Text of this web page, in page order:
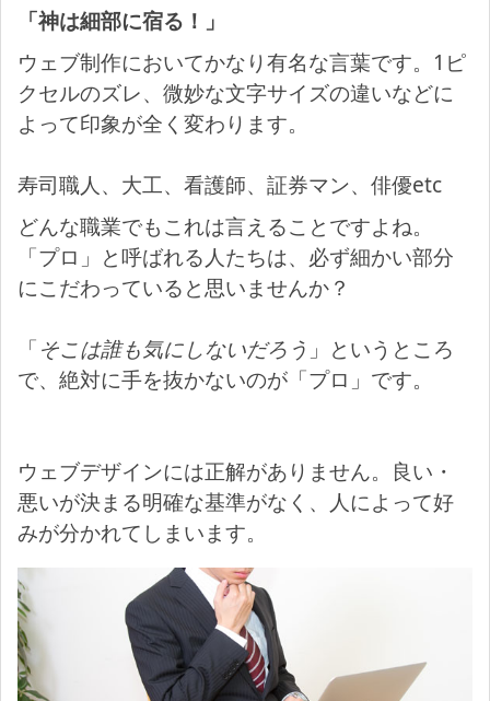
「神は細部に宿る！」
ウェブ制作においてかなり有名な言葉です。1ピ
クセルのズレ、微妙な文字サイズの違いなどに
よって印象が全く変わります。
寿司職人、大工、看護師、証券マン、俳優etc
どんな職業でもこれは言えることですよね。
「プロ」と呼ばれる人たちは、必ず細かい部分
にこだわっていると思いませんか？
「そこは誰も気にしないだろう 」というところ
で、絶対に手を抜かないのが「プロ」です。
ウェブデザインには正解がありません。良い・
悪いが決まる明確な基準がなく、人によって好
みが分かれてしまいます。